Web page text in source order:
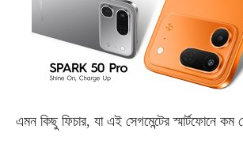
এমন কিছু ফিচার, যা এই সেগমেন্টের স্মার্টফোনে কম